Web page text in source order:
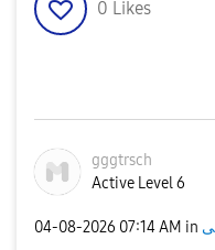
0 Likes
gggtrsch
Active Level 6
‎04-08-2026 07:14 AM in